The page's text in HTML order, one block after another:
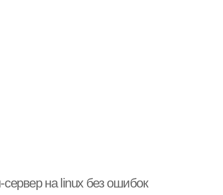
сервер на linux без ошибок